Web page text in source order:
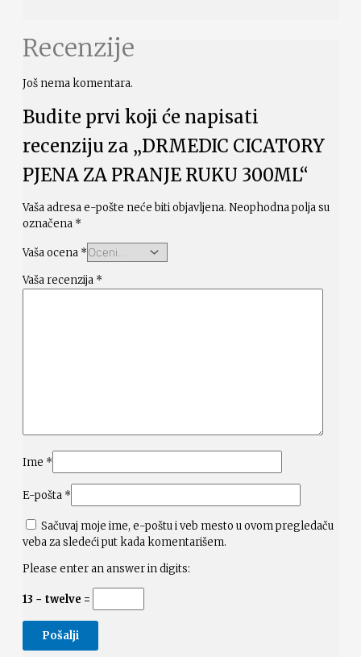
Recenzije
Još nema komentara.
Budite prvi koji će napisati
recenziju za „DRMEDIC CICATORY
PJENA ZA PRANJE RUKU 300ML“
Vaša adresa e-pošte neće biti objavljena. Neophodna polja su
označena *
Vaša ocena *
Vaša recenzija *
Ime *
E-pošta *
Sačuvaj moje ime, e-poštu i veb mesto u ovom pregledaču
veba za sledeći put kada komentarišem.
Please enter an answer in digits:
13 − twelve =